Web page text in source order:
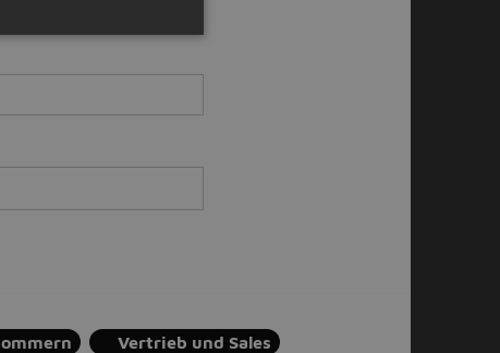
Vertrieb und Sales